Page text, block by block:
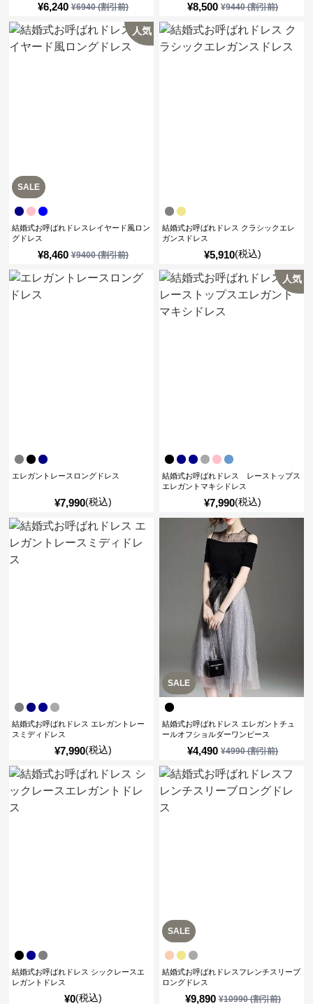
¥6,240 ¥6940(割引前) ¥8,500 ¥9440(割引前)
SALE
人気
¥8,460 ¥9400(割引前)
結婚式お呼ばれドレスレイヤード風ロン
グドレス
¥5,910(税込)
結婚式お呼ばれドレス クラシックエレ
ガンスドレス
¥7,990(税込)
エレガントレースロングドレス
人気
¥7,990(税込)
結婚式お呼ばれドレス レーストップス
エレガントマキシドレス
¥7,990(税込)
結婚式お呼ばれドレス エレガントレー
スミディドレス
SALE
¥4,490 ¥4990(割引前)
結婚式お呼ばれドレス エレガントチュ
ールオフショルダーワンピース
¥0(税込)
結婚式お呼ばれドレス シックレースエ
レガントドレス
SALE
¥9,890 ¥10990(割引前)
結婚式お呼ばれドレスフレンチスリーブ
ロングドレス